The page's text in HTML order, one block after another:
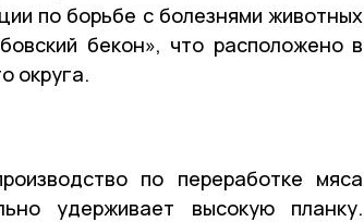
по борьбе с болезнями животных
бекон», что расположено в
округа.
по переработке мяса
удерживает высокую планку.